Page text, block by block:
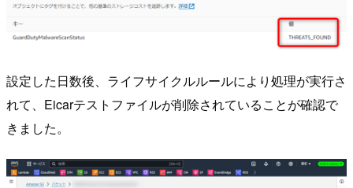
設定した日数後、ライフサイクルルールにより処理が実行さ
れて、Eicarテストファイルが削除されていることが確認で
きました。